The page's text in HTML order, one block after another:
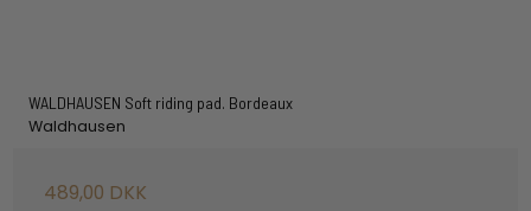
WALDHAUSEN Soft riding pad. Bordeaux
Waldhausen
489,00 DKK